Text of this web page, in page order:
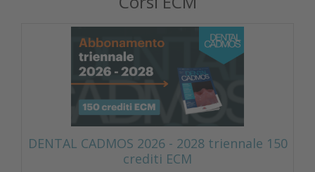
DENTAL CADMOS 2026 - 2028 triennale 150
crediti ECM